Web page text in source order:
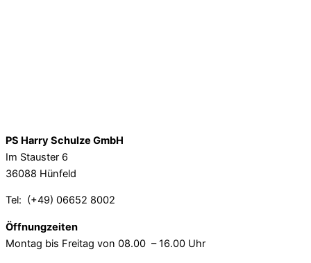
PS Harry Schulze GmbH
Im Stauster 6
36088 Hünfeld
Tel: (+49) 06652 8002
Öffnungzeiten
Montag bis Freitag von 08.00 – 16.00 Uhr